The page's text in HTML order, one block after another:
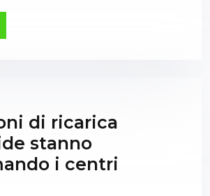
di ricarica
stanno
i centri